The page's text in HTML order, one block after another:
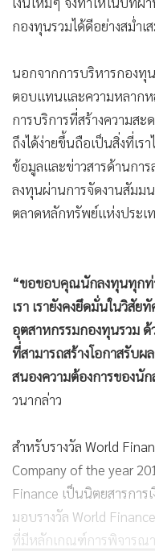
กองทุนรวมได้ดีอย่างสม่ำเ
นอกจากการบริหารกองทุ
ตอบแทนและความหลาก
การบริการที่สร้างความส
ถึงได้ง่ายขึ้นถือเป็นสิ่งที่เ
ข้อมูลและข่าวสารด้านการ
ลงทุนผ่านการจัดงานสัมม
ตลาดหลักทรัพย์แห่งประเ
“ขอขอบคุณนักลงทุนทุกท่
เรา เรายังคงยึดมั่นในวิสัย
อุตสาหกรรมกองทุนรวม
ที่สามารถสร้างโอกาสรับ
สนองความต้องการของนั
วนากล่าว
สำหรับรางวัล World
Company of the year
Finance เป็นนิตยสารกา
มอบรางวัล World
ที่มีหลักเกณฑ์การพิจารณา